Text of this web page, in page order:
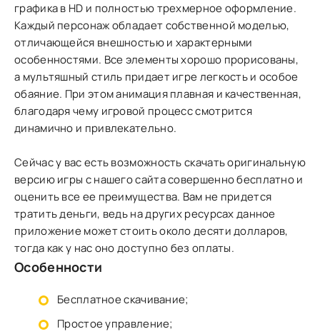
графика в HD и полностью трехмерное оформление.
Каждый персонаж обладает собственной моделью,
отличающейся внешностью и характерными
особенностями. Все элементы хорошо прорисованы,
а мультяшный стиль придает игре легкость и особое
обаяние. При этом анимация плавная и качественная,
благодаря чему игровой процесс смотрится
динамично и привлекательно.
Сейчас у вас есть возможность скачать оригинальную
версию игры с нашего сайта совершенно бесплатно и
оценить все ее преимущества. Вам не придется
тратить деньги, ведь на других ресурсах данное
приложение может стоить около десяти долларов,
тогда как у нас оно доступно без оплаты.
Особенности
Бесплатное скачивание;
Простое управление;